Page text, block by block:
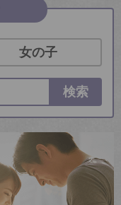
女の子
検索